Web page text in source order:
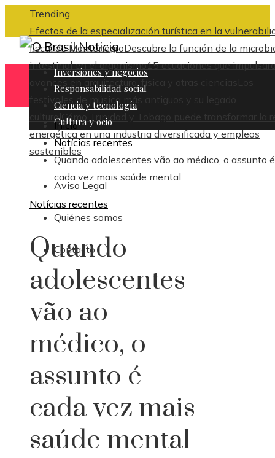
Trending
Efectos de la especialización turística en la
fiscal de MontenegroDescubre la función de la
intestinal en el organismo15 ecuaciones que
avances en arquitectura, física y otras ciencias
Los
festivales de música más antiguos y su legado
cultural Cómo Trinidad y Tobago puede transformar la
energética en una industria diversificada y empleos
sostenibles
Aviso Legal
Quiénes somos
Contacto
Inversiones y negocios
Responsabilidad social
Ciencia y tecnología
Cultura y ocio
Inicio
Notícias recentes
Quando adolescentes vão ao médico, o assunto é
cada vez mais saúde mental
Notícias recentes
Quando
adolescentes
vão ao
médico, o
assunto é
cada vez mais
saúde mental